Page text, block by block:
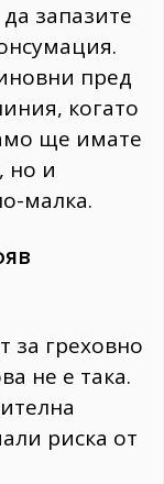
запазите
пред
когато
ще имате
но и
малка.
за греховно
не е така.
риска от